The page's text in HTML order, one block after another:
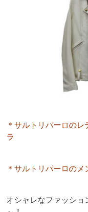
＊サルトリパーロの
ラ
＊サルトリパーロの
オシャレなファッショ